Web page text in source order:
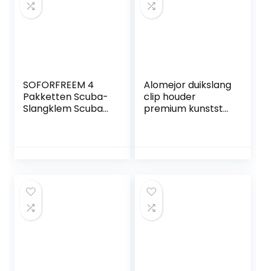
SOFORFREEM 4
Pakketten Scuba-
Slangklem Scuba-
Alomejor duikslang
clip houder
premium kunststof